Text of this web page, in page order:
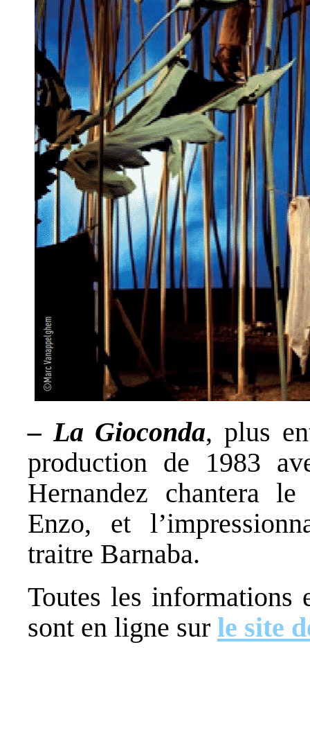
– La Gioconda, plus
production de 1983
Hernandez chantera
Enzo, et
traitre Barnaba.
Toutes les informations
sont en ligne sur le site